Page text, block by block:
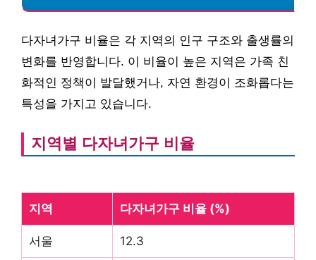
다자녀가구 비율은 각 지역의 인구 구조와 출생률의
변화를 반영합니다. 이 비율이 높은 지역은 가족 친
화적인 정책이 발달했거나, 자연 환경이 조화롭다는
특성을 가지고 있습니다.
지역별 다자녀가구 비율
지역 다자녀가구 비율 (%)
서울 12.3